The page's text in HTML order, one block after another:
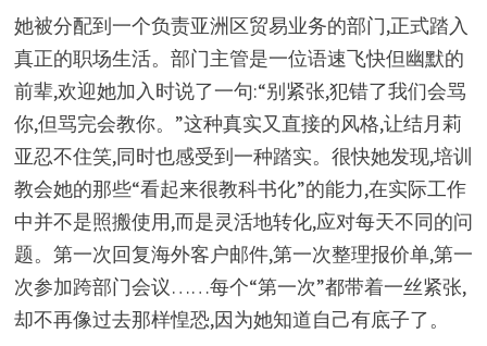
她被分配到一个负责亚洲区贸易业务的部门,正式踏入
真正的职场生活。部门主管是一位语速飞快但幽默的
前辈,欢迎她加入时说了一句:“别紧张,犯错了我们会骂
你,但骂完会教你。”这种真实又直接的风格,让结月莉
亚忍不住笑,同时也感受到一种踏实。很快她发现,培训
教会她的那些“看起来很教科书化”的能力,在实际工作
中并不是照搬使用,而是灵活地转化,应对每天不同的问
题。第一次回复海外客户邮件,第一次整理报价单,第一
次参加跨部门会议……每个“第一次”都带着一丝紧张,
却不再像过去那样惶恐,因为她知道自己有底子了。